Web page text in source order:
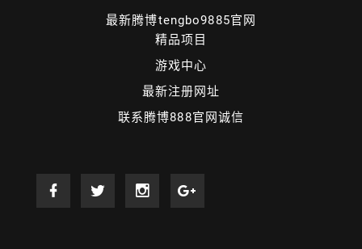
最新腾博tengbo9885官网
精品项目
游戏中心
最新注册网址
联系腾博888官网诚信